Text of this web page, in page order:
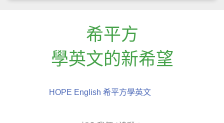
希平方
學英文的新希望
HOPE English 希平方學英文